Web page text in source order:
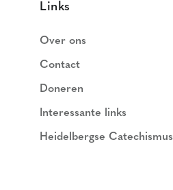
Links
Over ons
Contact
Doneren
Interessante links
Heidelbergse Catechismus